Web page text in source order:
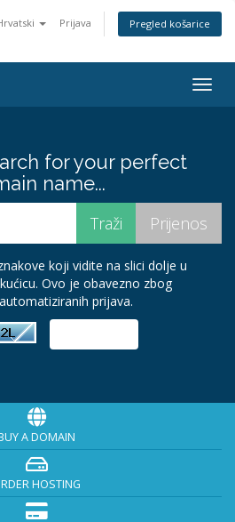
Prijava Pregled košarice
for your perfect
name...
koji vidite na slici dolje u
Ovo je obavezno zbog
prijava.
A DOMAIN
HOSTING